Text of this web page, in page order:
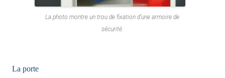
La photo montre un trou de fixation d’une armoire de
sécurité.
La porte